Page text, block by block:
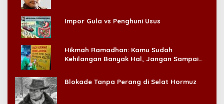
Impor Gula vs Penghuni Usus
Hikmah Ramadhan: Kamu Sudah
Kehilangan Banyak Hal, Jangan Sampai
Blokade Tanpa Perang di Selat Hormuz